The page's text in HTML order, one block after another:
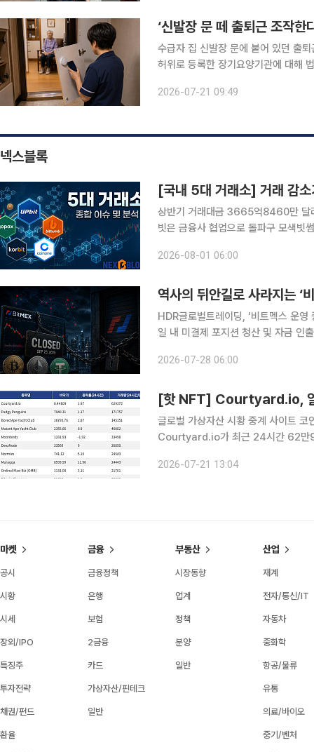
‘신발장 문 떼 출퇴근 조작한
수급자 집 신발장 문에 붙어 있던 출
허위로 등록한 장기요양기관에 대해
보험공단을 상대로 낸 장기요양급여
2026-07-21 09:49
넥스블록
상반기 거래대금 3665억8460만 달
빗은 금융사 협업으로 돌파구 모색빗
다. 거래가 줄어드는 국면에서는 유동
2026-08-01 06:00
역사의 뒤안길로 사라지는 ‘
HDR글로벌트레이딩, ‘비트멕스 운영
일 내 미결제 포지션 청산 및 자금 인
2026-07-28 06:00
[핫 NFT] Courtyard.io,
글로벌 가상자산 시황 중계 사이트
Courtyard.io가 최근 24시간 62만
거래량 17만1757달러를 기록하며 바
2026-07-21 13:04
마켓
공시
시황
시세
장외/IPO
특징주
투자전략
채권/펀드
환율
금융
금융정책
은행
보험
2금융
카드
가상자산/핀테크
일반
부동산
시장동향
업계
정책
분양
일반
산업
재계
전자/통신/IT
자동차
중화학
항공/물류
유통
의료/바이오
중기/벤처